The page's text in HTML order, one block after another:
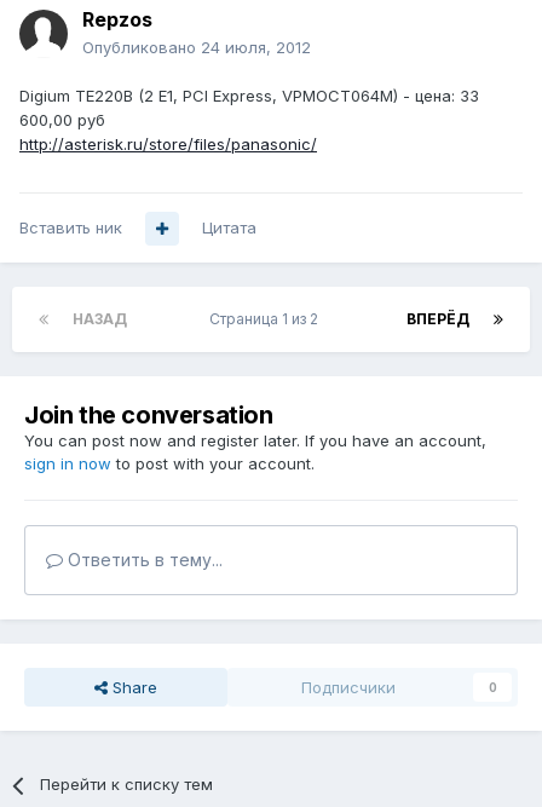
Repzos
Опубликовано 24 июля, 2012
Digium TE220B (2 E1, PCI Express, VPMOCT064M) - цена: 33
600,00 руб
http://asterisk.ru/store/files/panasonic/
Вставить ник Цитата
НАЗАД ВПЕРЁД
Страница 1 из 2
Join the conversation
You can post now and register later. If you have an account,
sign in now to post with your account.
Ответить в тему...
Share Подписчики 0
Перейти к списку тем